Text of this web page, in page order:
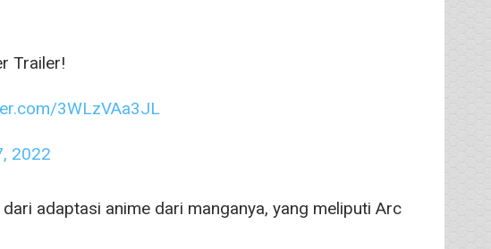
Trailer!
3WLzVAa3JL
2022
adaptasi anime dari manganya, yang meliputi Arc